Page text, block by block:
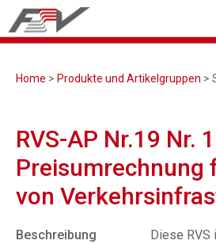
Home > Produkte und Artikelgruppen >
RVS-AP Nr.19 Nr.
Preisumrechnung
von
Beschreibung
Diese RVS